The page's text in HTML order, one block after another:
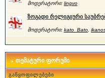
მოდერატორი: lingvo
ზოგადი რელიგიური
მოდერატორი: kato_Bato,
თემატური ფორუმი
განყოფილებები